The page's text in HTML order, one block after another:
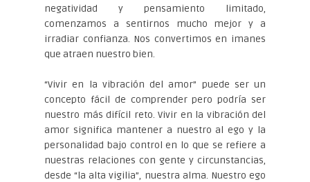
negatividad y pensamiento limitado,
comenzamos a sentirnos mucho mejor y a
irradiar confianza. Nos convertimos en imanes
que atraen nuestro bien.
“Vivir en la vibración del amor” puede ser un
concepto fácil de comprender pero podría ser
nuestro más difícil reto. Vivir en la vibración del
amor significa mantener a nuestro al ego y la
personalidad bajo control en lo que se refiere a
nuestras relaciones con gente y circunstancias,
desde “la alta vigilia”, nuestra alma. Nuestro ego